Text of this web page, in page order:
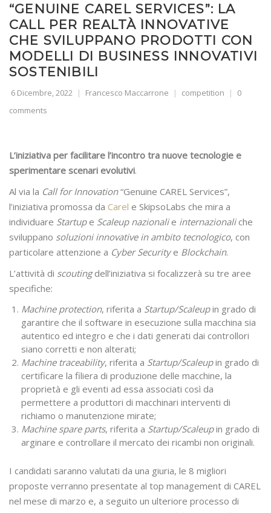
“GENUINE CAREL SERVICES”: LA
CALL PER REALTÀ INNOVATIVE
CHE SVILUPPANO PRODOTTI CON
MODELLI DI BUSINESS INNOVATIVI
SOSTENIBILI
6 Dicembre, 2022 Francesco Maccarrone competition
0
comments
L’iniziativa per facilitare l’incontro tra nuove tecnologie e
sperimentare scenari evolutivi.
Al via la Call for Innovation“Genuine CAREL Services”,
l’iniziativa promossa da Carel e SkipsoLabs che mira a
individuare Startupe Scaleup nazionalie internazionaliche
sviluppano soluzioni innovative in ambito tecnologico, con
particolare attenzione a Cyber Securitye Blockchain.
L’attività di scoutingdell’iniziativa si focalizzerà su tre aree
specifiche:
Machine protection, riferita a Startup/Scaleupin grado di
garantire che il software in esecuzione sulla macchina sia
autentico ed integro e che i dati generati dai controllori
siano corretti e non alterati;
Machine traceability, riferita a Startup/Scaleupin grado di
certificare la filiera di produzione delle macchine, la
proprietà e gli eventi ad essa associati così da
permettere a produttori di macchinari interventi di
richiamo o manutenzione mirate;
Machine spare parts, riferita a Startup/Scaleupin grado di
arginare e controllare il mercato dei ricambi non originali.
I candidati saranno valutati da una giuria, le 8 migliori
proposte verranno presentate al top management di CAREL
nel mese di marzo e, a seguito un ulteriore processo di